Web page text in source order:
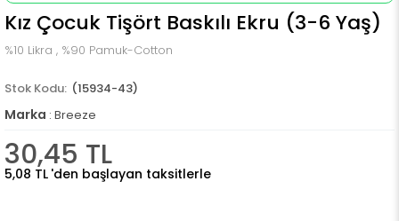
Kız Çocuk Tişört Baskılı Ekru (3-6 Yaş)
%10 Likra , %90 Pamuk-Cotton
(15934-43)
Marka : Breeze
30,45 TL
5,08 TL 'den başlayan taksitlerle